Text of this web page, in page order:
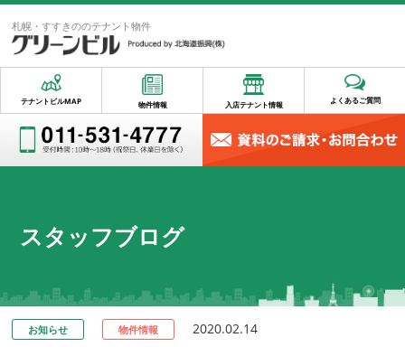
札幌・すすきののテナント物件
テナントビルMAP 物件情報 入店テナント情報 よくあるご質問
スタッフブログ
お知らせ 物件情報 2020.02.14